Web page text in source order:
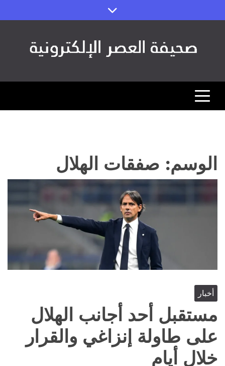
to
صحيفة العصر
الوسم: صفقات الهلال
أخبار
مستقبل أحد أجانب الهلال
على طاولة إنزاغي والقرار
خلال أيام